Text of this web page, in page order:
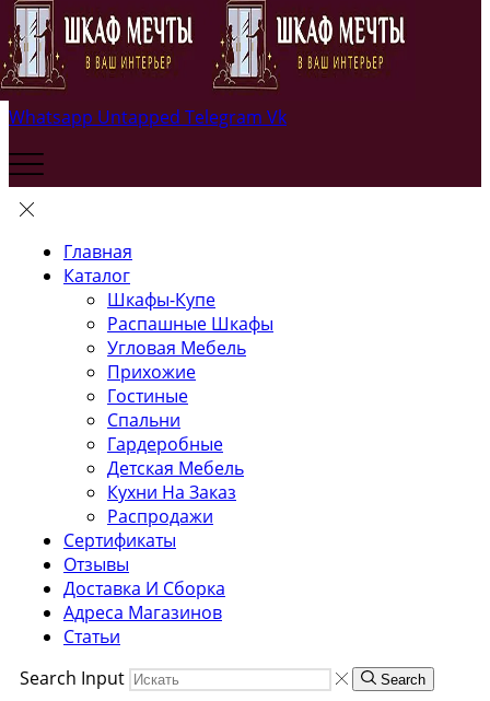
Whatsapp Untapped Telegram Vk
Главная
Каталог
Шкафы-Купе
Распашные Шкафы
Угловая Мебель
Прихожие
Гостиные
Спальни
Гардеробные
Детская Мебель
Кухни На Заказ
Распродажи
Сертификаты
Отзывы
Доставка И Сборка
Адреса Магазинов
Статьи
Search Input
Search